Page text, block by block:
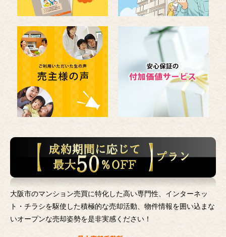
大阪市のマンション売買に特化した高い専門性、インターネッ
ト・チラシを駆使した積極的な売却活動、 物件情報を囲い込まな
いオープンな売却姿勢を是非実感ください！